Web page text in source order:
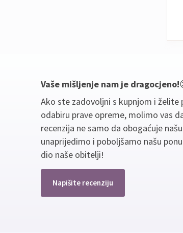
Vaše mišljenje nam je dragocjeno!
Ako ste zadovoljni s kupnjom i
odabiru prave opreme, molimo vas
recenzija ne samo da obogaćuje
unaprijedimo i poboljšamo našu
dio naše obitelji!
Napišite recenziju